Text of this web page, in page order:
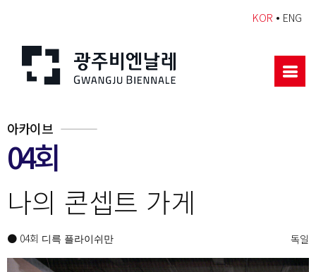
KOR • ENG
아카이브
04회
나의 콘셉트 가게
● 04회 디륵 플라이쉬만 독일